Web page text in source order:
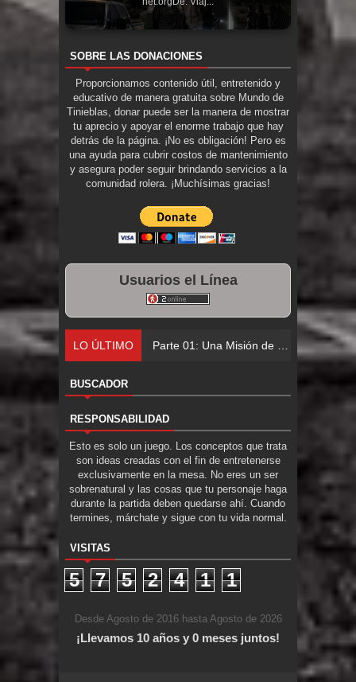
SOBRE LAS DONACIONES
Proporcionamos contenido útil, entretenido y
educativo de manera gratuita sobre Mundo de
Tinieblas, donar puede ser la manera de mostrar
tu aprecio y apoyar el enorme trabajo que hay
detrás de la página. ¡No es obligación! Pero es
una ayuda para cubrir costos de mantenimiento
y asegura poder seguir brindando servicios a la
comunidad rolera. ¡Muchísimas gracias!
Usuarios el Línea
LO ÚLTIMO Parte 01: Una Misión de Locos
BUSCADOR
RESPONSABILIDAD
Esto es solo un juego. Los conceptos que trata
son ideas creadas con el fin de entretenerse
exclusivamente en la mesa. No eres un ser
sobrenatural y las cosas que tu personaje haga
durante la partida deben quedarse ahí. Cuando
termines, márchate y sigue con tu vida normal.
VISITAS
5 7 5 2 4 1 1
Desde Agosto de 2016 hasta Agosto de 2026
¡Llevamos 10 años y 0 meses juntos!